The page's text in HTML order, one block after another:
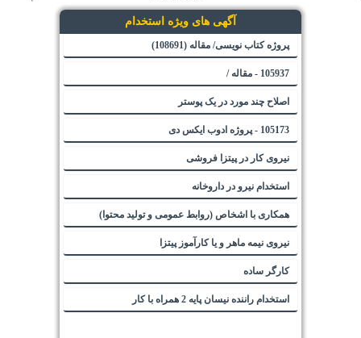
آگهی های ویژه استخدام
پروژه کتاب نویسی/ مقاله (108691)
105937 - مقاله /
اصلاح چند مورد در یک پوستر
105173 - پروژه ادوب ایکس دی
نیروی کار در پیتزا فروشی
استخدام نیرو در داروخانه
همکاری با اشخاص (روابط عمومی و تولید محتوا)
نیروی نیمه ماهر و یا کارآموز پیتزا
کارگر ساده
استخدام راننده نیسان پایه 2 همراه با کار